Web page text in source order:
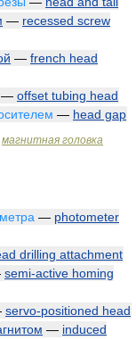
— recessed screw
— french head
— offset tubing head
— head gap
магнитная головка
— photometer
drilling attachment
semi-active homing
servo-positioned head
— induced